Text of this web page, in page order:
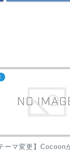
テーマ変更】Cocoon